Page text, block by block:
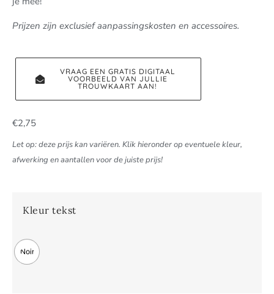
Prijzen zijn exclusief aanpassingskosten en accessoires.
VRAAG EEN GRATIS DIGITAAL
VOORBEELD VAN JULLIE
TROUWKAART AAN!
€2,75
Let op: deze prijs kan variëren. Klik hieronder op eventuele kleur,
afwerking en aantallen voor de juiste prijs!
Kleur tekst
Noir